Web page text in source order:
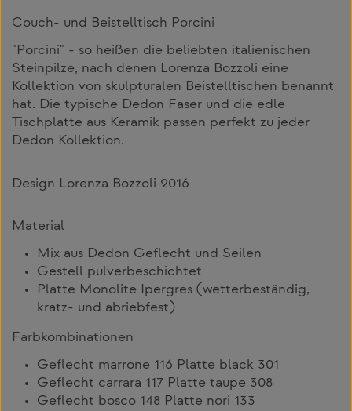
Couch- und Beistelltisch Porcini
"Porcini" - so heißen die beliebten italienischen
Steinpilze, nach denen Lorenza Bozzoli eine
Kollektion von skulpturalen Beistelltischen benannt
hat. Die typische Dedon Faser und die edle
Tischplatte aus Keramik passen perfekt zu jeder
Dedon Kollektion.
Design Lorenza Bozzoli 2016
Material
Mix aus Dedon Geflecht und Seilen
Gestell pulverbeschichtet
Platte Monolite Ipergres (wetterbeständig,
kratz- und abriebfest)
Farbkombinationen
Geflecht marrone 116 Platte black 301
Geflecht carrara 117 Platte taupe 308
Geflecht bosco 148 Platte nori 133